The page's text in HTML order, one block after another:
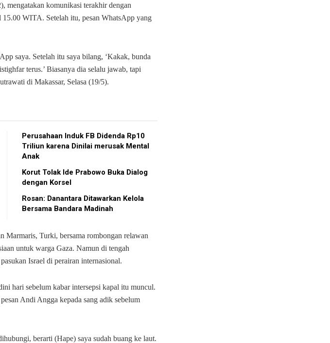
mengatakan komunikasi terakhir dengan
WITA. Setelah itu, pesan WhatsApp yang
saya. Setelah itu saya bilang, ‘Kakak, bunda
terus.’ Biasanya dia selalu jawab, tapi
di Makassar, Selasa (19/5).
Perusahaan Induk FB Didenda Rp10
Triliun karena Dinilai merusak Mental
Anak
Korut Tolak Ide Prabowo Buka Dialog
dengan Korsel
Rosan: Danantara Ditawarkan Kelola
Bersama Bandara Madinah
Marmaris, Turki, bersama rombongan relawan
untuk warga Gaza. Namun di tengah
Israel di perairan internasional.
hari sebelum kabar intersepsi kapal itu muncul.
Andi Angga kepada sang adik sebelum
berarti (Hape) saya sudah buang ke laut.